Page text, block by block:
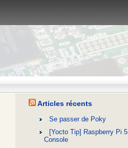
Articles récents
Se passer de Poky
[Yocto Tip] Raspberry Pi 5
Console